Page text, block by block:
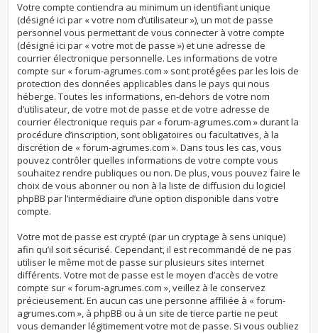
Votre compte contiendra au minimum un identifiant unique
(désigné ici par « votre nom d’utilisateur »), un mot de passe
personnel vous permettant de vous connecter à votre compte
(désigné ici par « votre mot de passe ») et une adresse de
courrier électronique personnelle. Les informations de votre
compte sur « forum-agrumes.com » sont protégées par les lois de
protection des données applicables dans le pays qui nous
héberge. Toutes les informations, en-dehors de votre nom
d’utilisateur, de votre mot de passe et de votre adresse de
courrier électronique requis par « forum-agrumes.com » durant la
procédure d’inscription, sont obligatoires ou facultatives, à la
discrétion de « forum-agrumes.com ». Dans tous les cas, vous
pouvez contrôler quelles informations de votre compte vous
souhaitez rendre publiques ou non. De plus, vous pouvez faire le
choix de vous abonner ou non à la liste de diffusion du logiciel
phpBB par l’intermédiaire d’une option disponible dans votre
compte.
Votre mot de passe est crypté (par un cryptage à sens unique)
afin qu’il soit sécurisé. Cependant, il est recommandé de ne pas
utiliser le même mot de passe sur plusieurs sites internet
différents. Votre mot de passe est le moyen d’accès de votre
compte sur « forum-agrumes.com », veillez à le conservez
précieusement. En aucun cas une personne affiliée à « forum-
agrumes.com », à phpBB ou à un site de tierce partie ne peut
vous demander légitimement votre mot de passe. Si vous oubliez